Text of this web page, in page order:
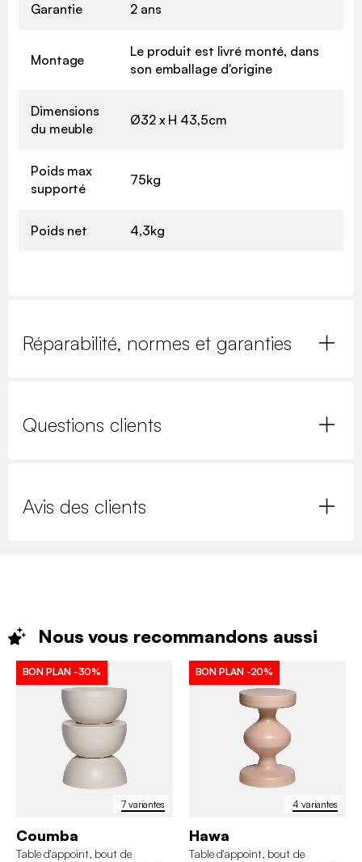
Garantie 2 ans
Montage
Le produit est livré monté, dans
son emballage d'origine
Dimensions
du meuble
Ø32 x H 43,5cm
Poids max
supporté
75kg
Poids net 4,3kg
Réparabilité, normes et garanties
Questions clients
Avis des clients
Nous vous recommandons aussi
7 variantes
BON PLAN -30%
Coumba
Table d'appoint, bout de
4 variantes
BON PLAN -20%
Hawa
Table d'appoint, bout de